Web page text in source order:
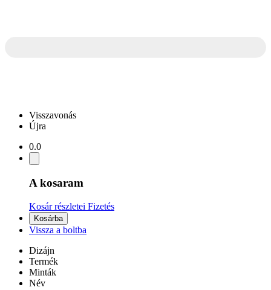
Visszavonás
Újra
0.0
A kosaram
Kosár részletei Fizetés
Kosárba
Vissza a boltba
Dizájn
Termék
Minták
Név